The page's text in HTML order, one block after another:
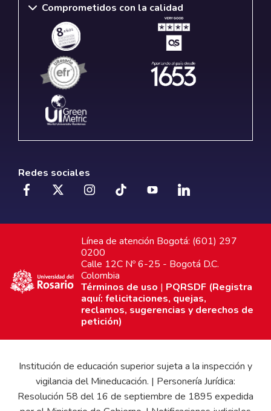
Comprometidos con la calidad
Redes sociales
Línea de atención Bogotá: (601) 297
0200
Calle 12C Nº 6-25 - Bogotá D.C.
Colombia
Términos de uso | PQRSDF (Registra
aquí: felicitaciones, quejas,
reclamos, sugerencias y derechos de
petición)
Institución de educación superior sujeta a la inspección y
vigilancia del Mineducación. | Personería Jurídica:
Resolución 58 del 16 de septiembre de 1895 expedida